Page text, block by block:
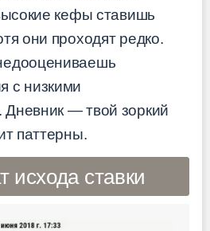
кефы ставишь
они проходят редко.
с низкими
— твой зоркий
паттерны.
исхода ставки